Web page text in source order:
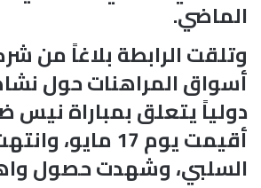
الماضي.
وتلقت الرابطة بلاغاً من
أسواق المراهنات حول
دولياً يتعلق بمباراة نيس
أقيمت يوم 17
السلبي، وشهدت حصول